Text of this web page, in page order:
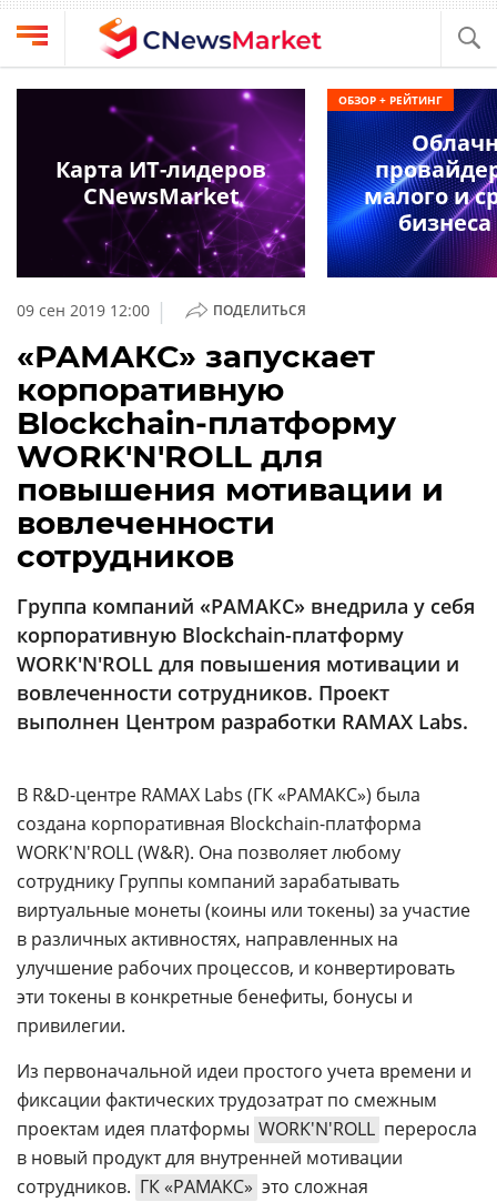
Выбрать
провайдера
Компании
обзоры
кабинет
О
проекте
CNews
Аналитика
Конференции
ТВ
издании
Вакансии
Контакты
VK
Rutube
CNews
Конференции
Техника
09 сен 2019 12:00 | ПОДЕЛИТЬСЯ
«РАМАКС» запускает
корпоративную
Blockchain-платформу
WORK'N'ROLL для
повышения мотивации и
вовлеченности
сотрудников
Группа компаний «РАМАКС» внедрила у себя
корпоративную Blockchain-платформу
WORK'N'ROLL для повышения мотивации и
вовлеченности сотрудников. Проект
выполнен Центром разработки RAMAX Labs.
В R&D-центре RAMAX Labs (ГК «РАМАКС») была
создана корпоративная Blockchain-платформа
WORK'N'ROLL (W&R). Она позволяет любому
сотруднику Группы компаний зарабатывать
виртуальные монеты (коины или токены) за участие
в различных активностях, направленных на
улучшение рабочих процессов, и конвертировать
эти токены в конкретные бенефиты, бонусы и
привилегии.
Из первоначальной идеи простого учета времени и
фиксации фактических трудозатрат по смежным
проектам идея платформы WORK'N'ROLL переросла
в новый продукт для внутренней мотивации
сотрудников. ГК «РАМАКС» это сложная
Карта ИТ-лидеров
CNewsMarket
малого и
бизнеса
ОБЗОР + РЕЙТИНГ